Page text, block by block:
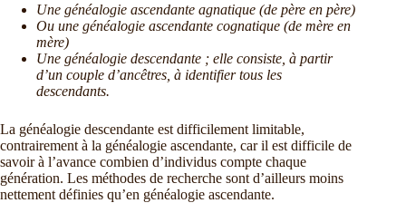
Une généalogie ascendante agnatique (de père en père)
Ou une généalogie ascendante cognatique (de mère en
mère)
Une généalogie descendante ; elle consiste, à partir
d’un couple d’ancêtres, à identifier tous les
descendants.
La généalogie descendante est difficilement limitable,
contrairement à la généalogie ascendante, car il est difficile de
savoir à l’avance combien d’individus compte chaque
génération. Les méthodes de recherche sont d’ailleurs moins
nettement définies qu’en généalogie ascendante.